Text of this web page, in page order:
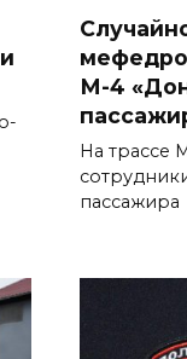
М-4
На трассе
пассажира